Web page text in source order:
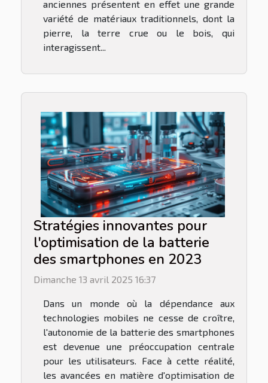
anciennes présentent en effet une grande
variété de matériaux traditionnels, dont la
pierre, la terre crue ou le bois, qui
interagissent...
Stratégies innovantes pour
l'optimisation de la batterie
des smartphones en 2023
Dimanche 13 avril 2025 16:37
Dans un monde où la dépendance aux
technologies mobiles ne cesse de croître,
l'autonomie de la batterie des smartphones
est devenue une préoccupation centrale
pour les utilisateurs. Face à cette réalité,
les avancées en matière d'optimisation de